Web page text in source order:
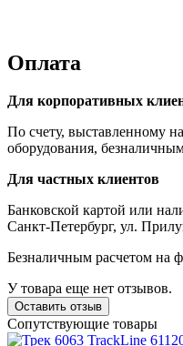
Оплата
Для корпоративных
По счету, выставленному
оборудования,
Для частных клиентов
Банковской картой или
Санкт-Петербург, ул.
Безналичным расчетом на
У товара еще нет отзывов.
Оставить отзыв
Сопутствующие товары